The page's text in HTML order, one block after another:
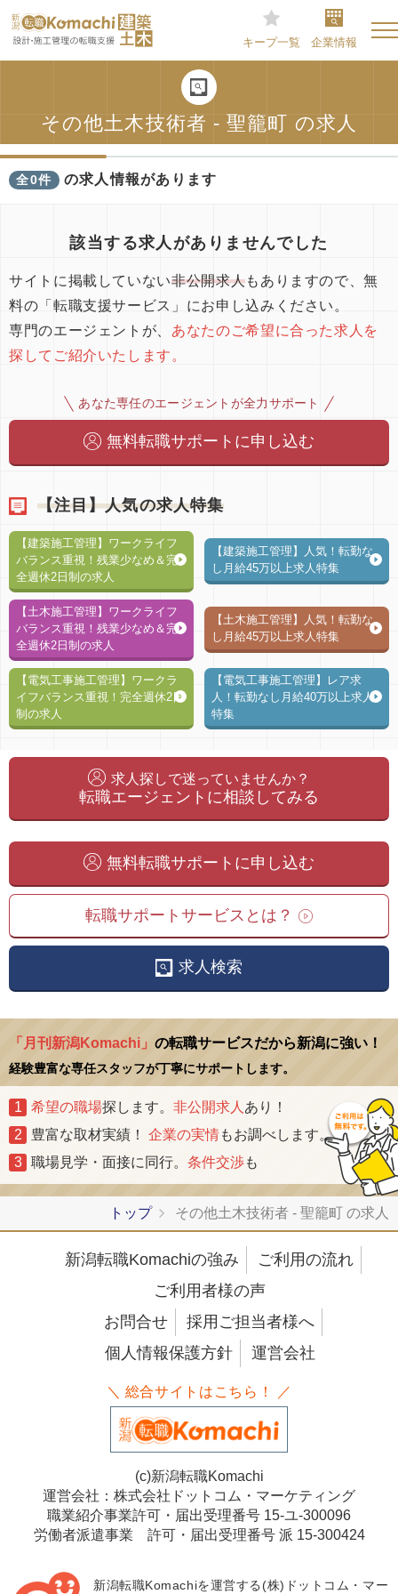
キープ一覧 企業情報
その他土木技術者 - 聖籠町 の求人
全0件 の求人情報があります
該当する求人がありませんでした
サイトに掲載していない非公開求人もありますので、無
料の「転職支援サービス」にお申し込みください。
専門のエージェントが、 あなたのご希望に合った求人を
探してご紹介いたします。
あなた専任のエージェントが全力サポート
無料転職サポートに申し込む
【注目】人気の求人特集
【建築施工管理】ワークライフ
バランス重視！残業少なめ＆完
全週休2日制の求人
【建築施工管理】人気！転勤な
し月給45万以上求人特集
【土木施工管理】ワークライフ
バランス重視！残業少なめ＆完
全週休2日制の求人
【土木施工管理】人気！転勤な
し月給45万以上求人特集
【電気工事施工管理】ワークラ
イフバランス重視！完全週休2日
制の求人
【電気工事施工管理】レア求
人！転勤なし月給40万以上求人
特集
求人探しで迷っていませんか？
転職エージェントに相談してみる
無料転職サポートに申し込む
転職サポートサービスとは？
求人検索
「月刊新潟Komachi」 の転職サービスだから新潟に強い！
経験豊富な専任スタッフが丁寧にサポートします。
1 希望の職場探します。 非公開求人 あり！
2
豊富な取材実績！ 企業の実情もお調べします。
3
職場見学・面接に同行。 条件交渉も
トップ その他土木技術者 - 聖籠町 の求人
新潟転職Komachiの強み
ご利用の流れ
ご利用者様の声
お問合せ
採用ご担当者様へ
個人情報保護方針
運営会社
＼ 総合サイトはこちら！ ／
(c)新潟転職Komachi
運営会社：株式会社ドットコム・マーケティング
職業紹介事業許可・届出受理番号 15-ユ-300096
労働者派遣事業 許可・届出受理番号 派 15-300424
新潟転職Komachiを運営する(株)ドットコム・マー